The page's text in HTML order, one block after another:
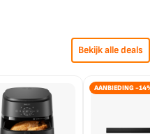
Bekijk alle deals
AANBIEDING -14%